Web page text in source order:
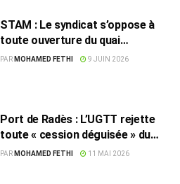
STAM : Le syndicat s’oppose à
toute ouverture du quai
industriel de Radès au privé
PAR MOHAMED FETHI 9 JUIN 2026
Port de Radès : L’UGTT rejette
toute « cession déguisée » du
quai vrac solide
PAR MOHAMED FETHI 11 MAI 2026